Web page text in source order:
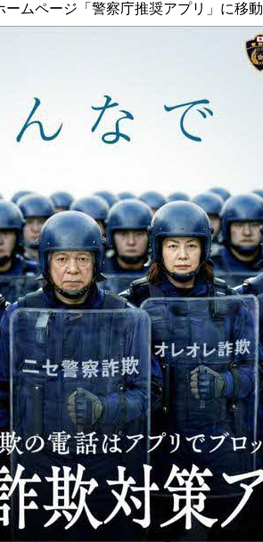
ムページ「警察庁推奨アプリ」に移動